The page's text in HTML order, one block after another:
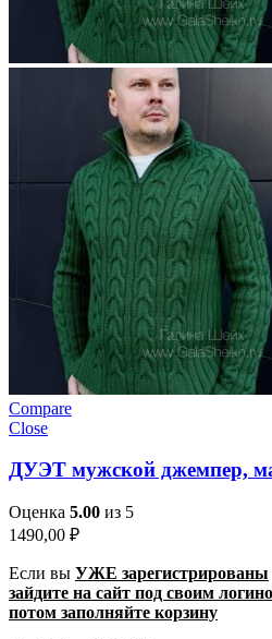
Compare
Close
ДУЭТ мужской джемпер,
Оценка 5.00 из 5
1490,00 ₽
Если вы УЖЕ зарегистрированы
зайдите на сайт под своим
потом заполняйте корзину